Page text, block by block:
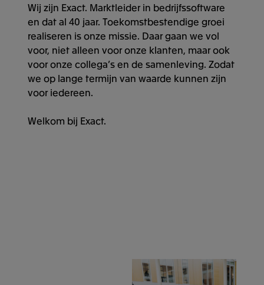
Wij zijn Exact. Marktleider in bedrijfssoftware
en dat al 40 jaar. Toekomstbestendige groei
realiseren is onze missie. Daar gaan we vol
voor, niet alleen voor onze klanten, maar ook
voor onze collega’s en de samenleving. Zodat
we op lange termijn van waarde kunnen zijn
voor iedereen.
Welkom bij Exact.